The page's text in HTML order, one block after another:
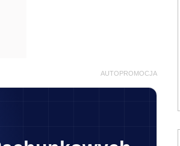
AUTOPROMOCJA